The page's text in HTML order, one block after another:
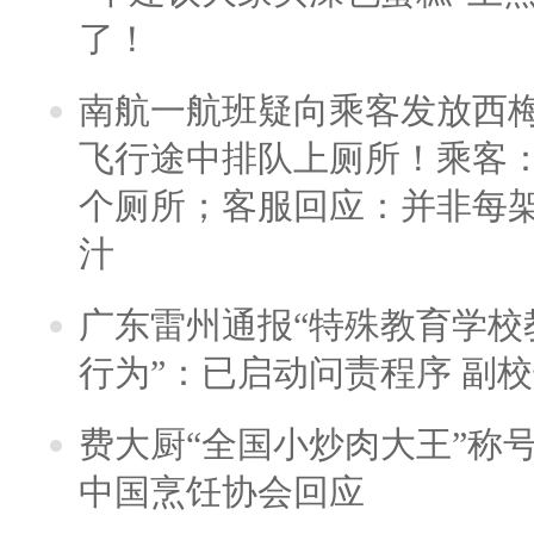
了！
南航一航班疑向乘客发放西
飞行途中排队上厕所！乘客
个厕所；客服回应：并非每
汁
广东雷州通报“特殊教育学
行为”：已启动问责程序 副
费大厨“全国小炒肉大王”称
中国烹饪协会回应